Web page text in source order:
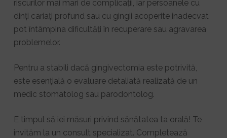
riscurilor mai mari de complicații, iar persoanele cu
dinți cariați profund sau cu gingii acoperite inadecvat
pot întâmpina dificultăți în recuperare sau agravarea
problemelor.
Pentru a stabili dacă gingivectomia este potrivită,
este esențială o evaluare detaliată realizată de un
medic stomatolog sau parodontolog.
E timpul să iei măsuri privind sănătatea ta orală! Te
invităm la un consult specializat. Completează